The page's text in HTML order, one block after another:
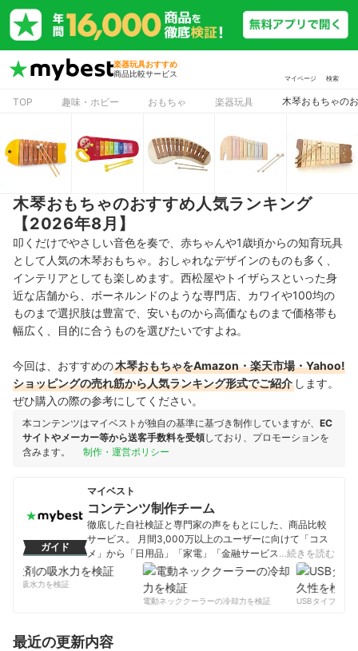
楽器玩具おすすめ
商品比較サービス
マイページ 検索
TOP 趣味・ホビー おもちゃ 楽器玩具 木琴おもちゃの
木琴おもちゃのおすすめ人気ランキング
【2026年8月】
叩くだけでやさしい音色を奏で、赤ちゃんや1歳頃からの知育玩具
として人気の木琴おもちゃ。おしゃれなデザインのものも多く、
インテリアとしても楽しめます。西松屋やトイザらスといった身
近な店舗から、ボーネルンドのような専門店、カワイや100均の
ものまで選択肢は豊富で、安いものから高価なものまで価格帯も
幅広く、目的に合うものを選びたいですよね。
今回は、おすすめの木琴おもちゃをAmazon・楽天市場・Yahoo!
ショッピングの売れ筋から人気ランキング形式でご紹介 します。
ぜひ購入の際の参考にしてください。
本コンテンツはマイベストが独自の基準に基づき制作していますが、 EC
サイトやメーカー等から送客手数料を受領しており、プロモーションを
含みます。
制作・運営ポリシー
ガイド
マイベスト
コンテンツ制作チーム
徹底した自社検証と専門家の声をもとにした、商品比較
サービス。 月間3,000万以上のユーザーに向けて「コス
メ」から「日用品」「家電」「金融サービス」まで、ベ
ストな商品を選んでもらうために、毎日コンテンツを制
コンテンツ制作チームのプロフィール
…続きを読む
の吸水力を検証
電動ネッククーラーの冷却力を検証
USBタイプCケー
最近の更新内容